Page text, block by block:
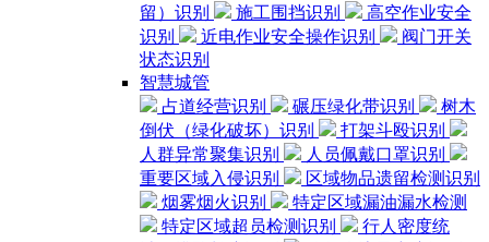
留）识别
施工围挡识别
高空作业安全
识别
近电作业安全操作识别
阀门开关
状态识别
智慧城管
占道经营识别
碾压绿化带识别
树木
倒伏（绿化破坏）识别
打架斗殴识别
人群异常聚集识别
人员佩戴口罩识别
重要区域入侵识别
区域物品遗留检测识别
烟雾烟火识别
特定区域漏油漏水检测
特定区域超员检测识别
行人密度统